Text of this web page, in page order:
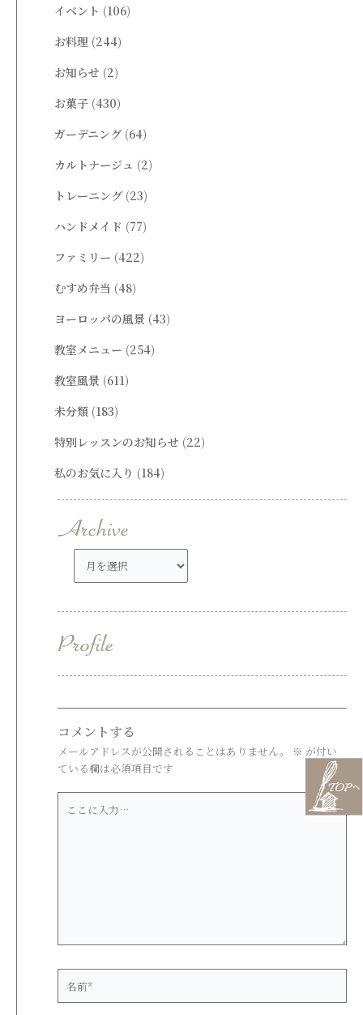
イベント (106)
お料理 (244)
お知らせ (2)
お菓子 (430)
ガーデニング (64)
カルトナージュ (2)
トレーニング (23)
ハンドメイド (77)
ファミリー (422)
むすめ弁当 (48)
ヨーロッパの風景 (43)
教室メニュー (254)
教室風景 (611)
未分類 (183)
特別レッスンのお知らせ (22)
私のお気に入り (184)
カ
ブ
コメントする
メールアドレスが公開されることはありません。 ※ が付い
ている欄は必須項目です
前